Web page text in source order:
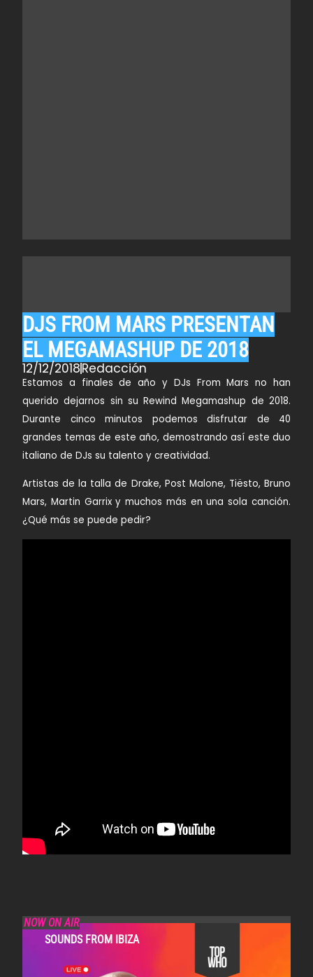
DJS FROM MARS PRESENTAN
EL MEGAMASHUP DE 2018
12/12/2018Redacción
Estamos a finales de año y DJs From Mars no han
querido dejarnos sin suRewind Megamashup de 2018.
Durante cinco minutos podemos disfrutar de 40
grandes temas de este año, demostrando así este duo
italiano de DJs su talento y creatividad.
Artistas de la talla de Drake, Post Malone, Tiësto, Bruno
Mars, Martin Garrix y muchos más en una sola canción.
¿Qué más se puede pedir?
NOW ON AIR
SOUNDS FROM IBIZA